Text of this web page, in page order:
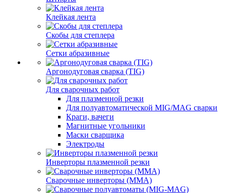
Клейкая лента
Скобы для степлера
Сетки абразивные
Аргонодуговая сварка (TIG)
Для сварочных работ
Для плазменной резки
Для полуавтоматической MIG/MAG сварки
Краги, вачеги
Магнитные угольники
Маски сварщика
Электроды
Инверторы плазменной резки
Сварочные инверторы (MMA)